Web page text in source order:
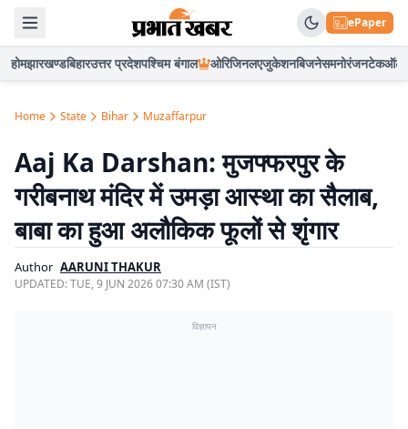
ePaper
होमझारखण्डबिहारउत्तर प्रदेशपश्चिम बंगाल ओरिजिनलएजुकेशनबिजनेसमनोरंजनटेकऑटो
Home State Bihar Muzaffarpur
Aaj Ka Darshan: मुजफ्फरपुर के
गरीबनाथ मंदिर में उमड़ा आस्था का सैलाब,
बाबा का हुआ अलौकिक फूलों से शृंगार
Author AARUNI THAKUR
UPDATED:TUE, 9 JUN 2026 07:30 AM (IST)
विज्ञापन